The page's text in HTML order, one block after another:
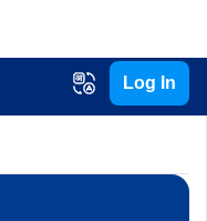
Log In